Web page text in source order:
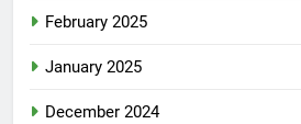
February 2025
January 2025
December 2024